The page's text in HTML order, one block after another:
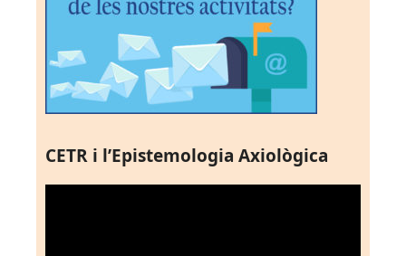
CETR i l’Epistemologia Axiològica